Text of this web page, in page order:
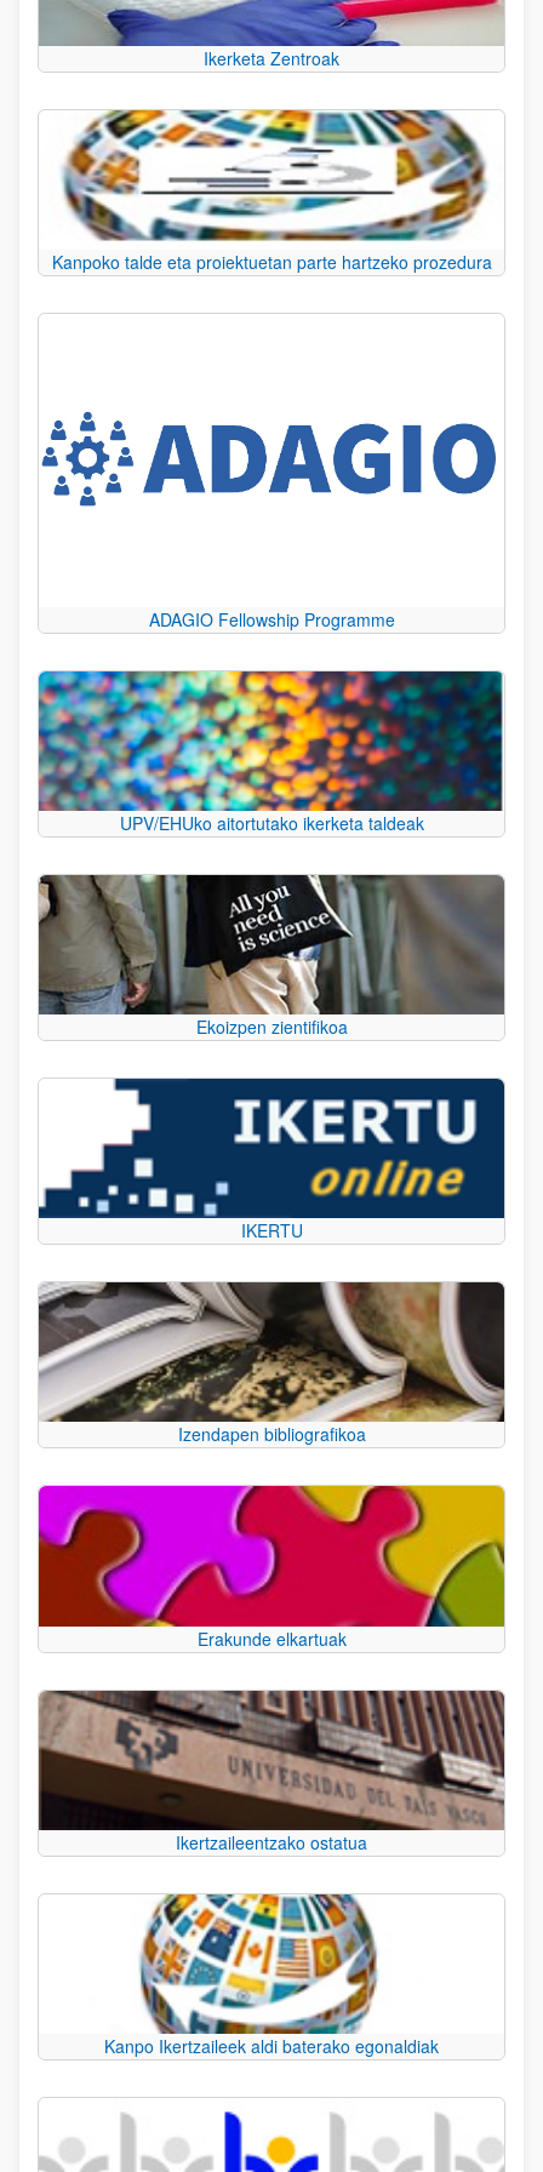
Ikerketa Zentroak
Kanpoko talde eta proiektuetan parte hartzeko prozedura
ADAGIO Fellowship Programme
UPV/EHUko aitortutako ikerketa taldeak
Ekoizpen zientifikoa
IKERTU
Izendapen bibliografikoa
Erakunde elkartuak
Ikertzaileentzako ostatua
Kanpo Ikertzaileek aldi baterako egonaldiak